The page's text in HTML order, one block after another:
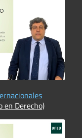
en Derecho)